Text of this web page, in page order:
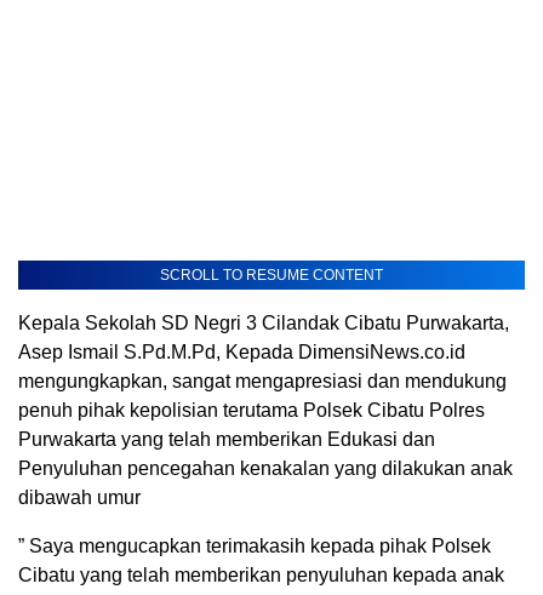
SCROLL TO RESUME CONTENT
Kepala Sekolah SD Negri 3 Cilandak Cibatu Purwakarta,
Asep Ismail S.Pd.M.Pd, Kepada DimensiNews.co.id
mengungkapkan, sangat mengapresiasi dan mendukung
penuh pihak kepolisian terutama Polsek Cibatu Polres
Purwakarta yang telah memberikan Edukasi dan
Penyuluhan pencegahan kenakalan yang dilakukan anak
dibawah umur
” Saya mengucapkan terimakasih kepada pihak Polsek
Cibatu yang telah memberikan penyuluhan kepada anak